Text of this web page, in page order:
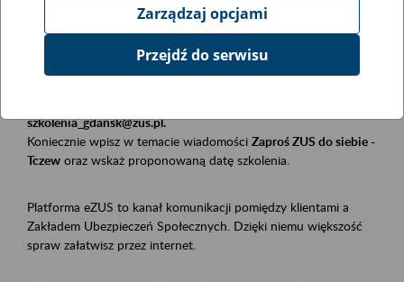
Opis wydarzenia
Szkolenie stacjonarne w siedzibie firmy, instytucji, urzędu.
szkolenia_gdansk@zus.pl.
Koniecznie wpisz w temacie wiadomości Zaproś ZUS do siebie -
Tczew oraz wskaż proponowaną datę szkolenia.
Platforma eZUS to kanał komunikacji pomiędzy klientami a
Zakładem Ubezpieczeń Społecznych. Dzięki niemu większość
spraw załatwisz przez internet.
Zarządzaj opcjami
Przejdź do serwisu